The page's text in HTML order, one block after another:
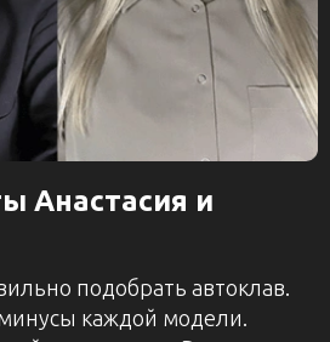
Анастасия и
подобрать автоклав.
каждой модели.